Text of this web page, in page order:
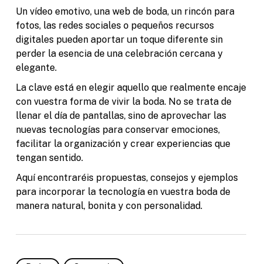
Un vídeo emotivo, una web de boda, un rincón para
fotos, las redes sociales o pequeños recursos
digitales pueden aportar un toque diferente sin
perder la esencia de una celebración cercana y
elegante.
La clave está en elegir aquello que realmente encaje
con vuestra forma de vivir la boda. No se trata de
llenar el día de pantallas, sino de aprovechar las
nuevas tecnologías para conservar emociones,
facilitar la organización y crear experiencias que
tengan sentido.
Aquí encontraréis propuestas, consejos y ejemplos
para incorporar la tecnología en vuestra boda de
manera natural, bonita y con personalidad.